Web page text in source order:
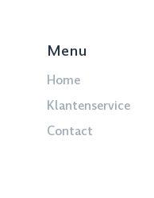
Menu
Home
Klantenservice
Contact